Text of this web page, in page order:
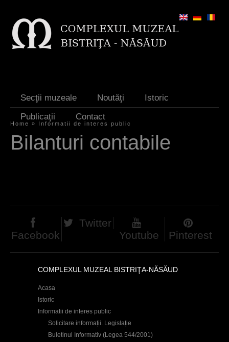
Secţii muzeale Noutăţi
Istoric
Publicaţii
Contact
Y
r
h
e
Home » Informatii de interes public
Bilanturi contabile
Facebook
Twitter
Youtube
Pinterest
COMPLEXUL MUZEAL BISTRIŢA-NĂSĂUD
Acasa
Istoric
Informatii de interes public
Solicitare informații. Legislație
Buletinul Informativ (Legea 544/2001)